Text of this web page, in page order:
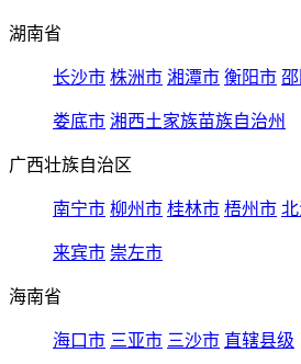
湖南省
长沙市 株洲市 湘潭市 衡阳市
娄底市 湘西土家族苗族自治州
广西壮族自治区
南宁市 柳州市 桂林市 梧州市
来宾市 崇左市
海南省
海口市 三亚市 三沙市 直辖县级